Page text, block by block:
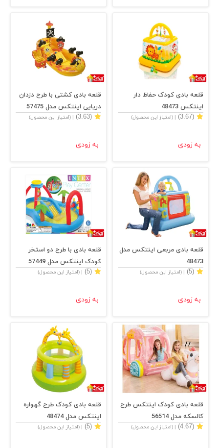
قلعه بادی کودک حفاظ دار
اینتکس 48473
(3.67)
| (امتیاز این محصول)
به زودی
قلعه بادی کشتی با طرح دزدان
دریایی اینتکس مدل 57475
(3.63)
| (امتیاز این محصول)
به زودی
قلعه بادی مربعی اینتکس مدل
48473
(5)
| (امتیاز این محصول)
به زودی
قلعه بادی با طرح دو استخر
کودک اینتکس مدل 57449
(5)
| (امتیاز این محصول)
به زودی
قلعه بادی کودک اینتکس طرح
کالسکه مدل 56514
(4.67)
| (امتیاز این محصول)
قلعه بادی کودک طرح گهواره
اینتکس مدل 48474
(5)
| (امتیاز این محصول)